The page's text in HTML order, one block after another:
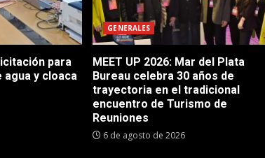
para
y cloaca
GENERALES
MEET UP 2026: Mar del Plata
Bureau celebra 30 años de
trayectoria en el tradicional
encuentro de Turismo de
Reuniones
6 de agosto de 2026